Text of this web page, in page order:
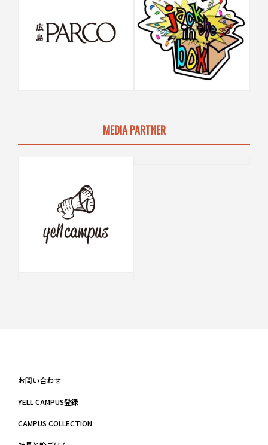
MEDIA PARTNER
お問い合わせ
YELL CAMPUS登録
CAMPUS COLLECTION